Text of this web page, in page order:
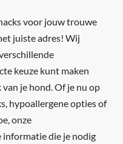
voor jouw trouwe
juiste adres! Wij
keuze kunt maken
je hond. Of je nu op
hypoallergene opties of
onze
die je nodig